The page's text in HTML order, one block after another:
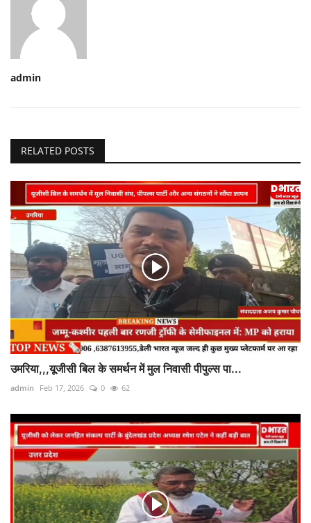
admin
RELATED POSTS
उमरिया,,,यूजीसी बिल के समर्थन में मुल निवासी पीपुल्स पा...
admin Feb 17, 2026 0 62